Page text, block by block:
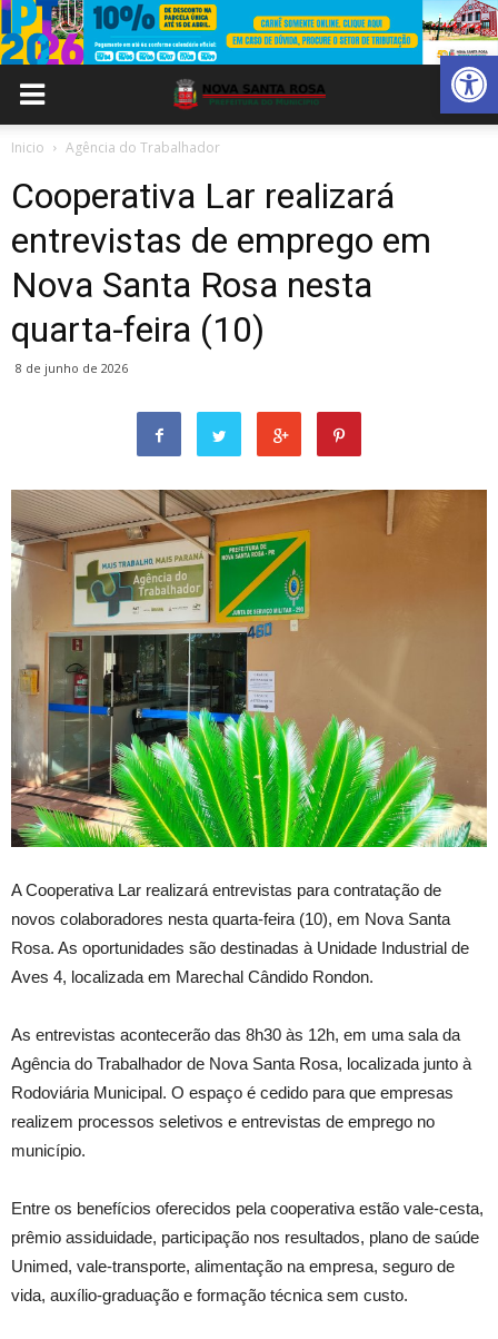
Abrir
Inicio Agência do Trabalhador
Cooperativa Lar realizará
entrevistas de emprego em
Nova Santa Rosa nesta
quarta-feira (10)
8 de junho de 2026
A Cooperativa Lar realizará entrevistas para contratação de
novos colaboradores nesta quarta-feira (10), em Nova Santa
Rosa. As oportunidades são destinadas à Unidade Industrial de
Aves 4, localizada em Marechal Cândido Rondon.
As entrevistas acontecerão das 8h30 às 12h, em uma sala da
Agência do Trabalhador de Nova Santa Rosa, localizada junto à
Rodoviária Municipal. O espaço é cedido para que empresas
realizem processos seletivos e entrevistas de emprego no
município.
Entre os benefícios oferecidos pela cooperativa estão vale-cesta,
prêmio assiduidade, participação nos resultados, plano de saúde
Unimed, vale-transporte, alimentação na empresa, seguro de
vida, auxílio-graduação e formação técnica sem custo.